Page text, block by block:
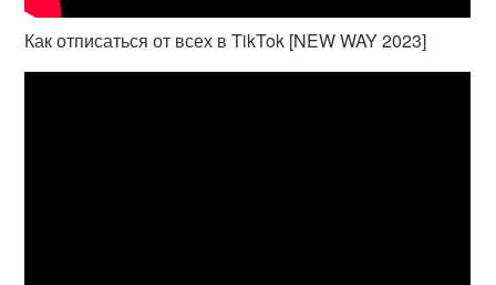
Как отписаться от всех в TikTok [NEW WAY 2023]